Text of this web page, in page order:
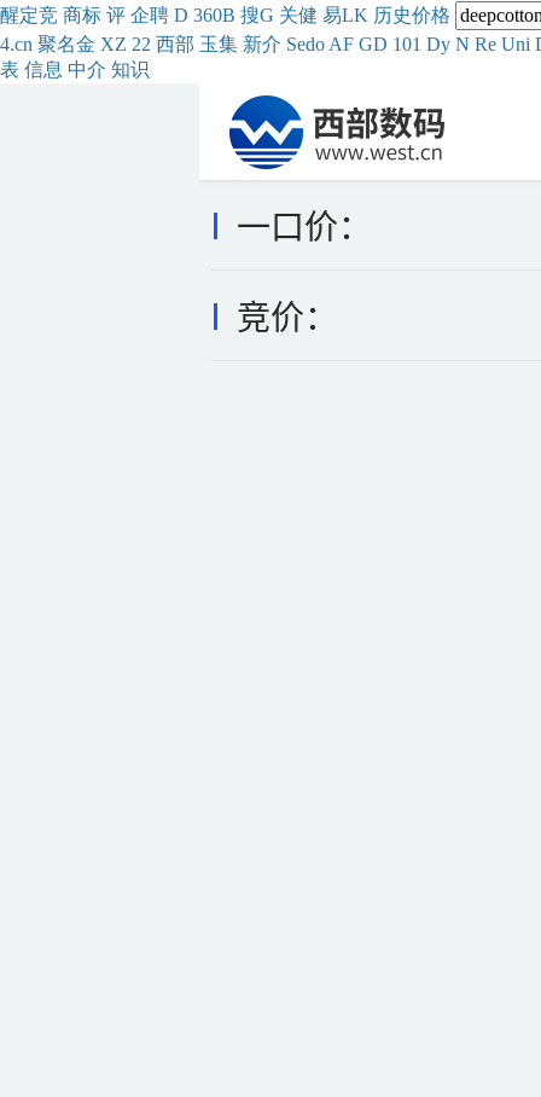
醒定竞 商标 评 企聘 D 360B 搜G 关健 易LK 历史价格
4.cn 聚名金 XZ 22 西部 玉集 新介 Sedo AF GD 101 Dy N Re Uni
表 信息 中介 知识